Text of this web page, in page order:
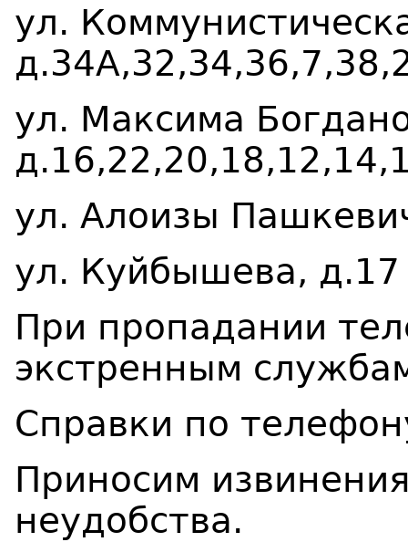
ул.
ул. Максима
ул. Алоизы
ул. Куйбышева, д.17
При пропадании
экстренным
Справки по
Приносим
неудобства.